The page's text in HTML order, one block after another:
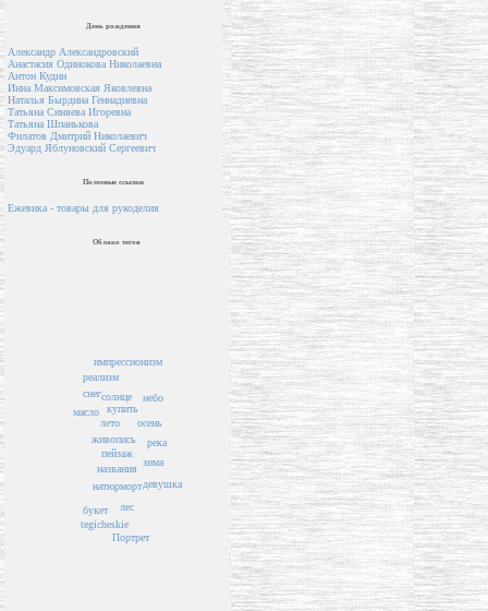
День рождения
Александр Александровский
Анастасия Одинокова Николаевна
Антон Кудин
Инна Максимовская Яковлевна
Наталья Бырдина Геннадиевна
Татьяна Синяева Игоревна
Татьяна Шпанькова
Филатов Дмитрий Николаевич
Эдуард Яблуновский Сергеевич
Полезные ссылки
Ежевика - товары для рукоделия
Облако тегов
пейзаж
названия
живопись
лето
натюрморт
купить
солнце
лес
зима
осень
букет
масло
река
снег
tegicheskie
реализм
небо
импрессионизм
Портрет
девушка